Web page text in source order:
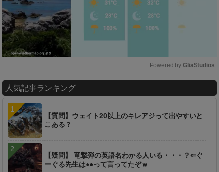
u
e
Powered by GliaStudios
人気記事ランキング
【質問】ウェイト20以上のキレアジって出やすいと
こある？
【疑問】 竜撃弾の英語名わかる人いる・・・？⇐ぐ
ーぐる先生は●●って言ってたぞｗ